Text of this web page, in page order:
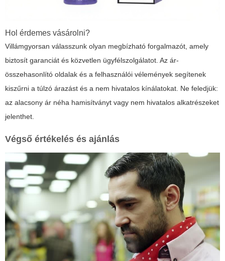
Hol érdemes vásárolni?
Villámgyorsan válasszunk olyan megbízható forgalmazót, amely
biztosít garanciát és közvetlen ügyfélszolgálatot. Az ár-
összehasonlító oldalak és a felhasználói vélemények segítenek
kiszűrni a túlzó árazást és a nem hivatalos kínálatokat. Ne feledjük:
az alacsony ár néha hamisítványt vagy nem hivatalos alkatrészeket
jelenthet.
Végső értékelés és ajánlás